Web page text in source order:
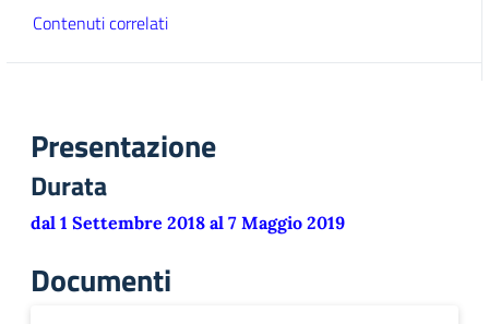
Contenuti correlati
Presentazione
Durata
dal 1 Settembre 2018 al 7 Maggio 2019
Documenti